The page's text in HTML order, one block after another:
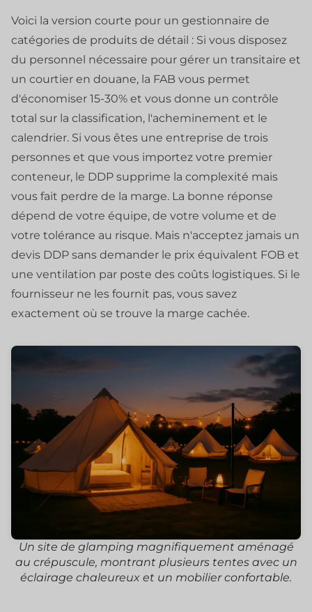
Voici la version courte pour un gestionnaire de
catégories de produits de détail : Si vous disposez
du personnel nécessaire pour gérer un transitaire et
un courtier en douane, la FAB vous permet
d'économiser 15-30% et vous donne un contrôle
total sur la classification, l'acheminement et le
calendrier. Si vous êtes une entreprise de trois
personnes et que vous importez votre premier
conteneur, le DDP supprime la complexité mais
vous fait perdre de la marge. La bonne réponse
dépend de votre équipe, de votre volume et de
votre tolérance au risque. Mais n'acceptez jamais un
devis DDP sans demander le prix équivalent FOB et
une ventilation par poste des coûts logistiques. Si le
fournisseur ne les fournit pas, vous savez
exactement où se trouve la marge cachée.
Un site de glamping magnifiquement aménagé
au crépuscule, montrant plusieurs tentes avec un
éclairage chaleureux et un mobilier confortable.